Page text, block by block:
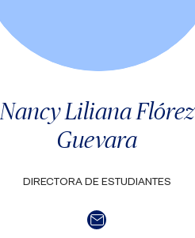
Nancy Liliana Flórez
Guevara
DIRECTORA DE ESTUDIANTES